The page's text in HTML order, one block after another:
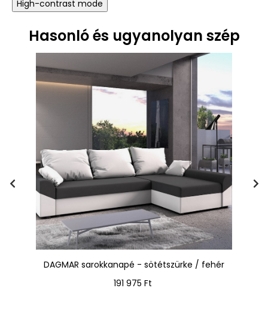
High-contrast mode
Hasonló és ugyanolyan szép
DAGMAR sarokkanapé - sötétszürke / fehér
Ár
191 975 Ft